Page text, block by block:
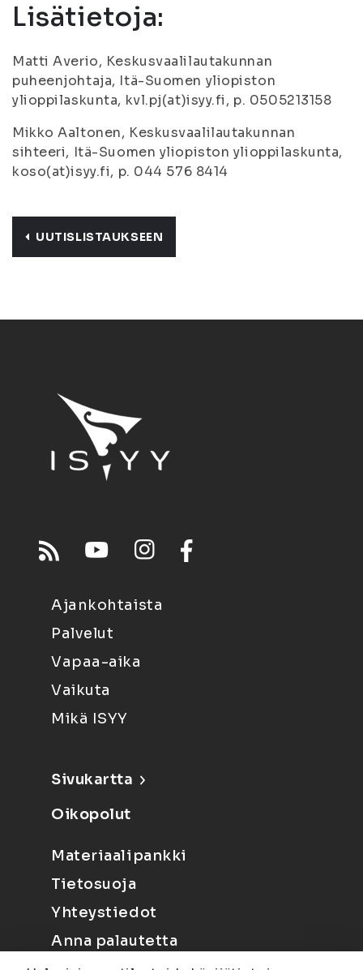
Lisätietoja:
Matti Averio, Keskusvaalilautakunnan
puheenjohtaja, Itä-Suomen yliopiston
ylioppilaskunta, kvl.pj(at)isyy.fi, p. 0505213158
Mikko Aaltonen, Keskusvaalilautakunnan
sihteeri, Itä-Suomen yliopiston ylioppilaskunta,
koso(at)isyy.fi, p. 044 576 8414
UUTISLISTAUKSEEN
Ajankohtaista
Palvelut
Vapaa-aika
Vaikuta
Mikä ISYY
Sivukartta
Oikopolut
Materiaalipankki
Tietosuoja
Yhteystiedot
Anna palautetta